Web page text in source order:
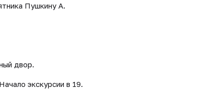
Пушкину А.
двор.
экскурсии в 19.